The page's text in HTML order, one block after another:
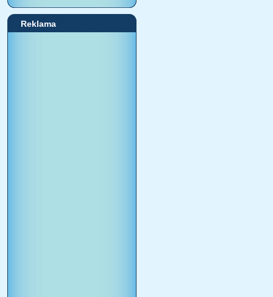
Reklama